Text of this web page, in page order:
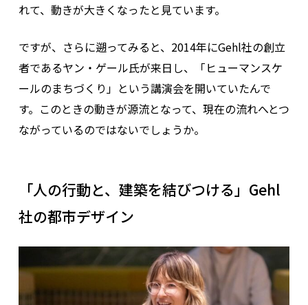
れて、動きが大きくなったと見ています。
ですが、さらに遡ってみると、2014年にGehl社の創立
者であるヤン・ゲール氏が来日し、「ヒューマンスケ
ールのまちづくり」という講演会を開いていたんで
す。このときの動きが源流となって、現在の流れへとつ
ながっているのではないでしょうか。
「人の行動と、建築を結びつける」Gehl
社の都市デザイン